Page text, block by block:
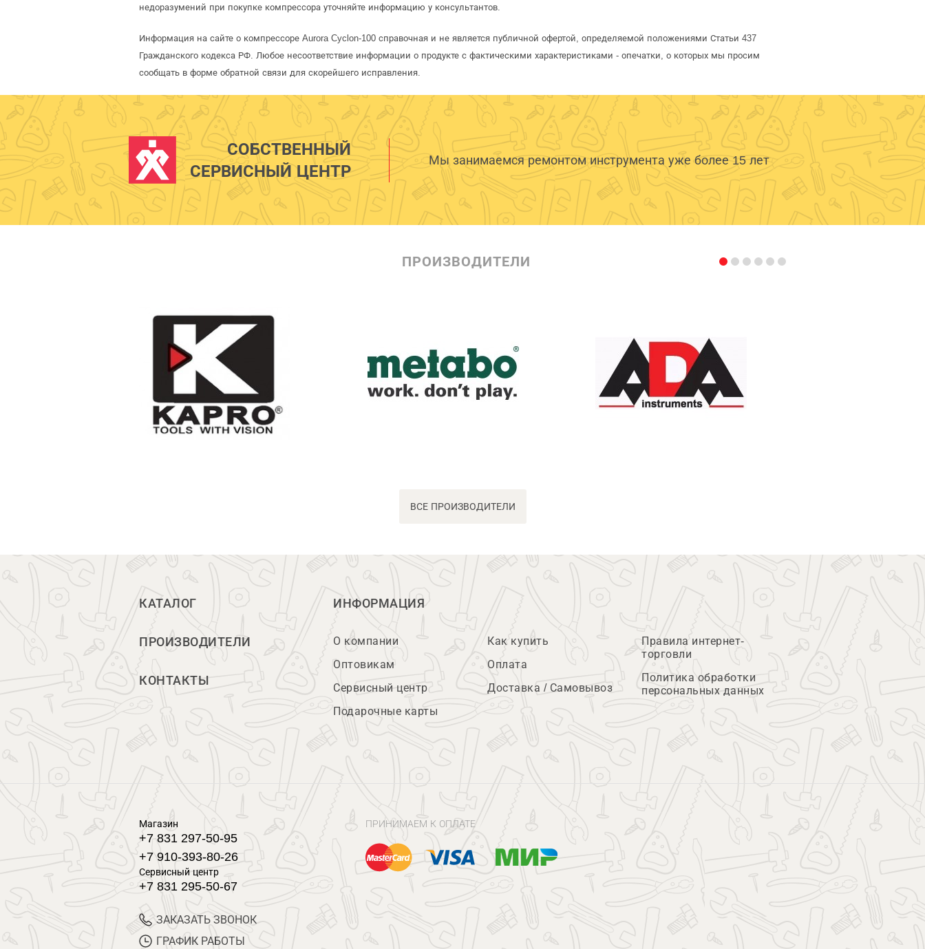
недоразумений при покупке компрессора уточняйте информацию у консультантов.
Информация на сайте о компрессоре Aurora Cyclon-100 справочная и не является публичной офертой, определяемой положениями Статьи 437
Гражданского кодекса РФ. Любое несоответствие информации о продукте с фактическими характеристиками - опечатки, о которых мы просим
сообщать в форме обратной связи для скорейшего исправления.
СОБСТВЕННЫЙ
СЕРВИСНЫЙ ЦЕНТР
Мы занимаемся ремонтом инструмента уже более 15 лет
ПРОИЗВОДИТЕЛИ
ВСЕ ПРОИЗВОДИТЕЛИ
КАТАЛОГ
ПРОИЗВОДИТЕЛИ
КОНТАКТЫ
ИНФОРМАЦИЯ
О компании
Оптовикам
Сервисный центр
Подарочные карты
Как купить
Оплата
Доставка / Самовывоз
Правила интернет-
торговли
Политика обработки
персональных данных
Магазин
+7 831 297-50-95
+7 910-393-80-26
Сервисный центр
+7 831 295-50-67
ЗАКАЗАТЬ ЗВОНОК
ГРАФИК РАБОТЫ
ПРИНИМАЕМ К ОПЛАТЕ